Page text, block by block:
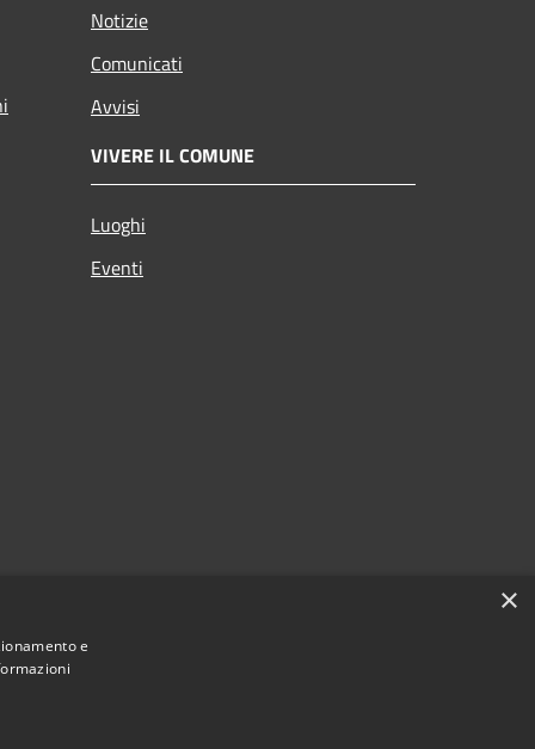
Notizie
Comunicati
Avvisi
VIVERE IL COMUNE
Luoghi
Eventi
×
e